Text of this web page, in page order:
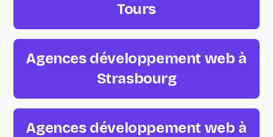
Tours
Agences développement web à
Strasbourg
Agences développement web à